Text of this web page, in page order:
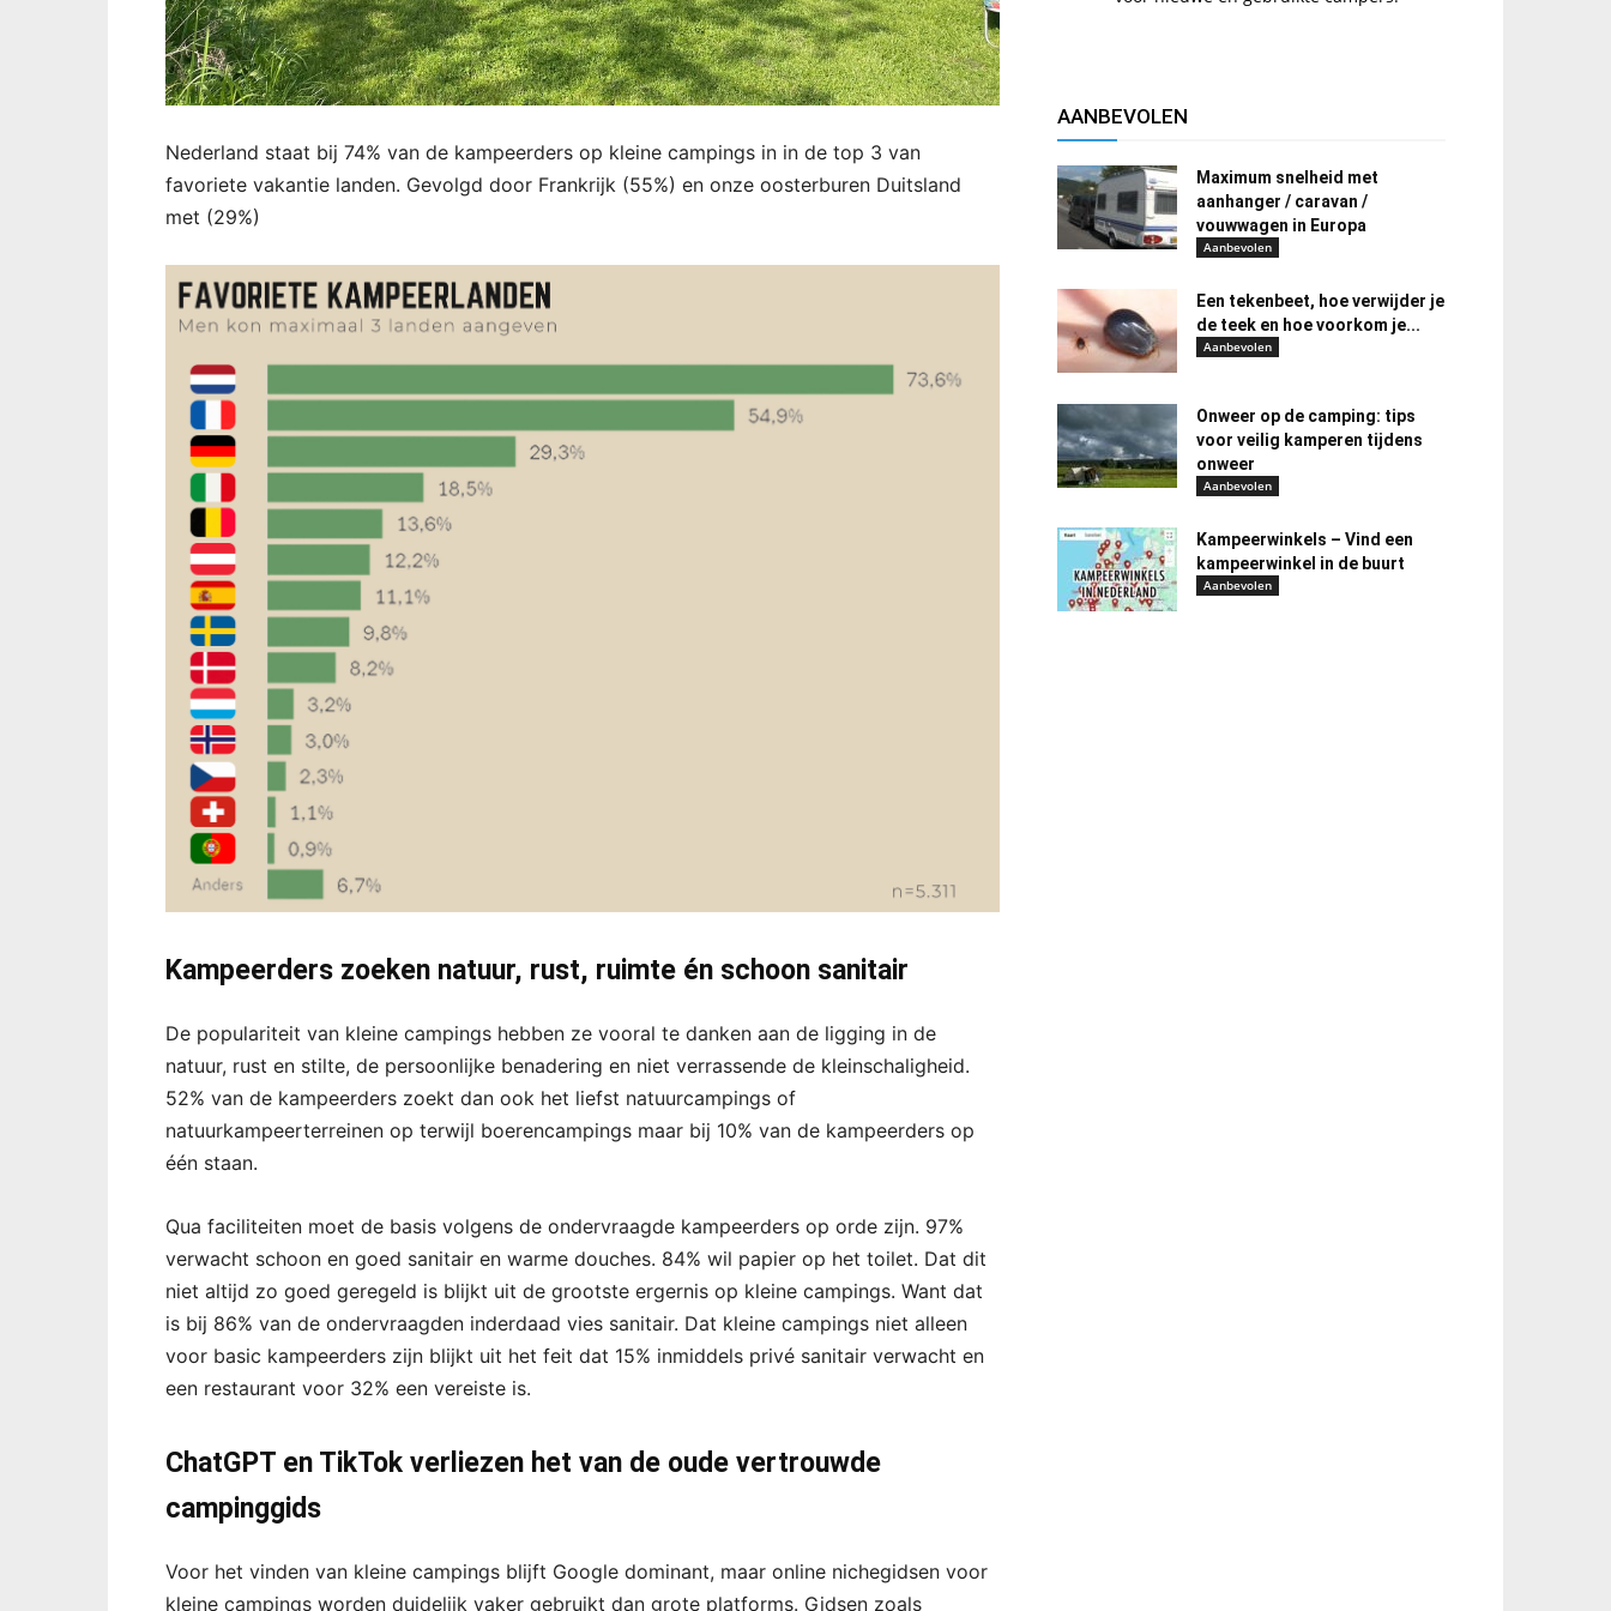
Nederland staat bij 74% van de kampeerders op kleine campings in in de top 3 van
favoriete vakantie landen. Gevolgd door Frankrijk (55%) en onze oosterburen Duitsland
met (29%)
Kampeerders zoeken natuur, rust, ruimte én schoon sanitair
De populariteit van kleine campings hebben ze vooral te danken aan de ligging in de
natuur, rust en stilte, de persoonlijke benadering en niet verrassende de kleinschaligheid.
52% van de kampeerders zoekt dan ook het liefst natuurcampings of
natuurkampeerterreinen op terwijl boerencampings maar bij 10% van de kampeerders op
één staan.
Qua faciliteiten moet de basis volgens de ondervraagde kampeerders op orde zijn. 97%
verwacht schoon en goed sanitair en warme douches. 84% wil papier op het toilet. Dat dit
niet altijd zo goed geregeld is blijkt uit de grootste ergernis op kleine campings. Want dat
is bij 86% van de ondervraagden inderdaad vies sanitair. Dat kleine campings niet alleen
voor basic kampeerders zijn blijkt uit het feit dat 15% inmiddels privé sanitair verwacht en
een restaurant voor 32% een vereiste is.
ChatGPT en TikTok verliezen het van de oude vertrouwde
campinggids
Voor het vinden van kleine campings blijft Google dominant, maar online nichegidsen voor
kleine campings worden duidelijk vaker gebruikt dan grote platforms. Gidsen zoals
AANBEVOLEN
Maximum snelheid met
aanhanger / caravan /
vouwwagen in Europa
Aanbevolen
Een tekenbeet, hoe verwijder je
de teek en hoe voorkom je...
Aanbevolen
Onweer op de camping: tips
voor veilig kamperen tijdens
onweer
Aanbevolen
Kampeerwinkels – Vind een
kampeerwinkel in de buurt
Aanbevolen